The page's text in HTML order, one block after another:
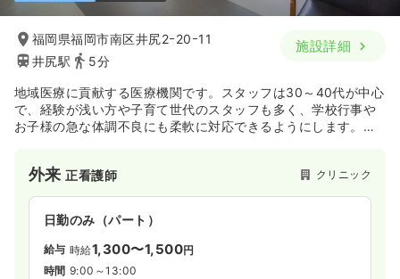
福岡県福岡市南区井尻2ｰ20ｰ11
井尻駅
5分
施設詳細
地域医療に貢献する医療機関です。スタッフは30～40代が中心
で、経験が浅い方や子育て世代のスタッフも多く、学校行事や
お子様の急な体調不良にも柔軟に対応できるようにします。シ
勤務時間については、午前のみの場合もOKです。
外来正看護師 クリニック
日勤のみ（パート）
給与 時給1,300〜1,500円
時間 9:00～13:00